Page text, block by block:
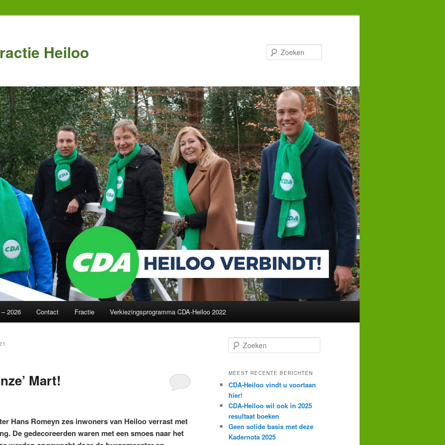
Heiloo
2026 Contact Fractie Verkiezingsprogramma CDA-Heiloo 2022
Mart!
Hans Romeyn zes inwoners van Heiloo verrast met
De gedecoreerden waren met een smoes naar het
Zoeken
MEEST RECENTE BERICHTEN
CDA-Heiloo vindt u voortaan
hier!
CDA-Heiloo wil ook in 2025
resultaat boeken
Geen solide basis met deze
Kadernota 2025